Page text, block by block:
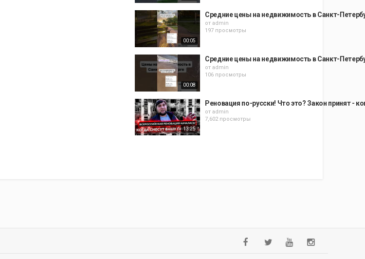
00:05
Средние цены на недвижимость в Санкт-
от admin
197 просмотры
00:08
Средние цены на недвижимость в Санкт-
от admin
106 просмотры
13:25
Реновация по-русски! Что это? Закон принят -
от admin
7,602 просмотры